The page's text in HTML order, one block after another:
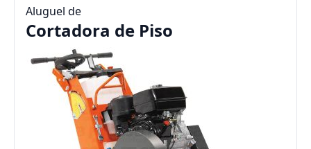
Aluguel de
Cortadora de Piso